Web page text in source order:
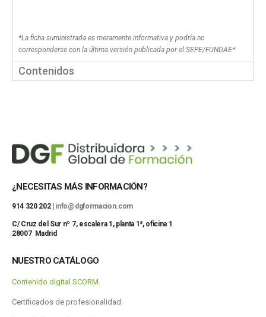
*La ficha suministrada es meramente informativa y podría no
corresponderse con la última versión publicada por el SEPE/FUNDAE*
Contenidos
¿NECESITAS MÁS INFORMACIÓN?
914 320 202 | info@dgformacion.com
C/ Cruz del Sur nº 7, escalera 1, planta 1ª, oficina 1
28007 Madrid
NUESTRO CATÁLOGO
Contenido digital SCORM
Certificados de profesionalidad